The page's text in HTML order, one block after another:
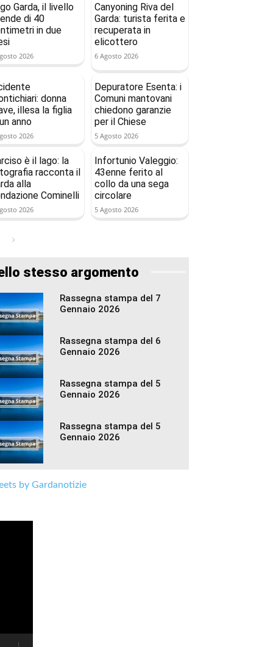
Garda, il livello
di 40
in due
2026
Canyoning Riva del
Garda: turista ferita e
recuperata in
elicottero
6 Agosto 2026
donna
illesa la figlia
anno
2026
Depuratore Esenta: i
Comuni mantovani
chiedono garanzie
per il Chiese
5 Agosto 2026
è il lago: la
racconta il
alla
Cominelli
2026
Infortunio Valeggio:
43enne ferito al
collo da una sega
circolare
5 Agosto 2026
stesso argomento
Rassegna stampa del 7
Gennaio 2026
Rassegna stampa del 6
Gennaio 2026
Rassegna stampa del 5
Gennaio 2026
Rassegna stampa del 5
Gennaio 2026
by Gardanotizie